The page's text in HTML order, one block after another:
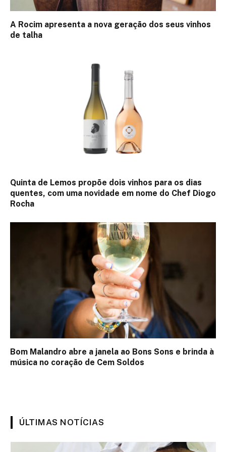
A Rocim apresenta a nova geração dos seus vinhos
de talha
Quinta de Lemos propõe dois vinhos para os dias
quentes, com uma novidade em nome do Chef Diogo
Rocha
Bom Malandro abre a janela ao Bons Sons e brinda à
música no coração de Cem Soldos
ÚLTIMAS NOTÍCIAS